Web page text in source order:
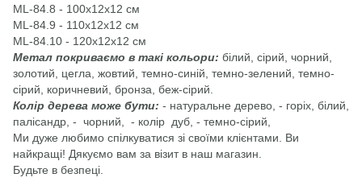
ML-84.8 - 100х12х12 см
ML-84.9 - 110х12х12 см
ML-84.10 - 120х12х12 см
Метал покриваємо в такі кольори: білий, сірий, чорний,
золотий, цегла, жовтий, темно-синій, темно-зелений, темно-
сірий, коричневий, бронза, беж-сірий.
Колір дерева може бути: - натуральне дерево, - горіх, білий,
палісандр, - чорний, - колір дуб, - темно-сірий,
Ми дуже любимо спілкуватися зі своїми клієнтами. Ви
найкращі! Дякуємо вам за візит в наш магазин.
Будьте в безпеці.